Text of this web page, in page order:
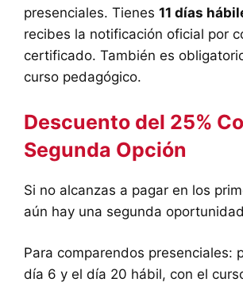
presenciales. Tienes 11 días
recibes la notificación oficial por
certificado. También es
curso pedagógico.
Descuento del 25%
Segunda Opción
Si no alcanzas a pagar en los
aún hay una segunda
Para comparendos presenciales:
día 6 y el día 20 hábil, con el